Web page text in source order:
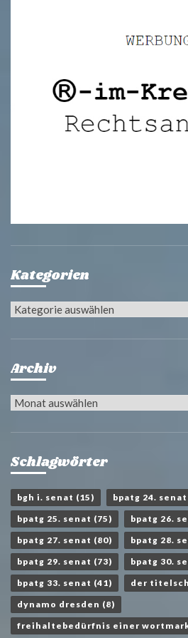
Kategorien
Kategorien
Archiv
Archiv
Schlagwörter
bgh i. senat (15) bpatg 24. senat
bpatg 25. senat (75) bpatg 26.
bpatg 27. senat (80) bpatg 28.
bpatg 29. senat (73) bpatg 30.
bpatg 33. senat (41) der
dynamo dresden (8)
freihaltebedürfnis einer